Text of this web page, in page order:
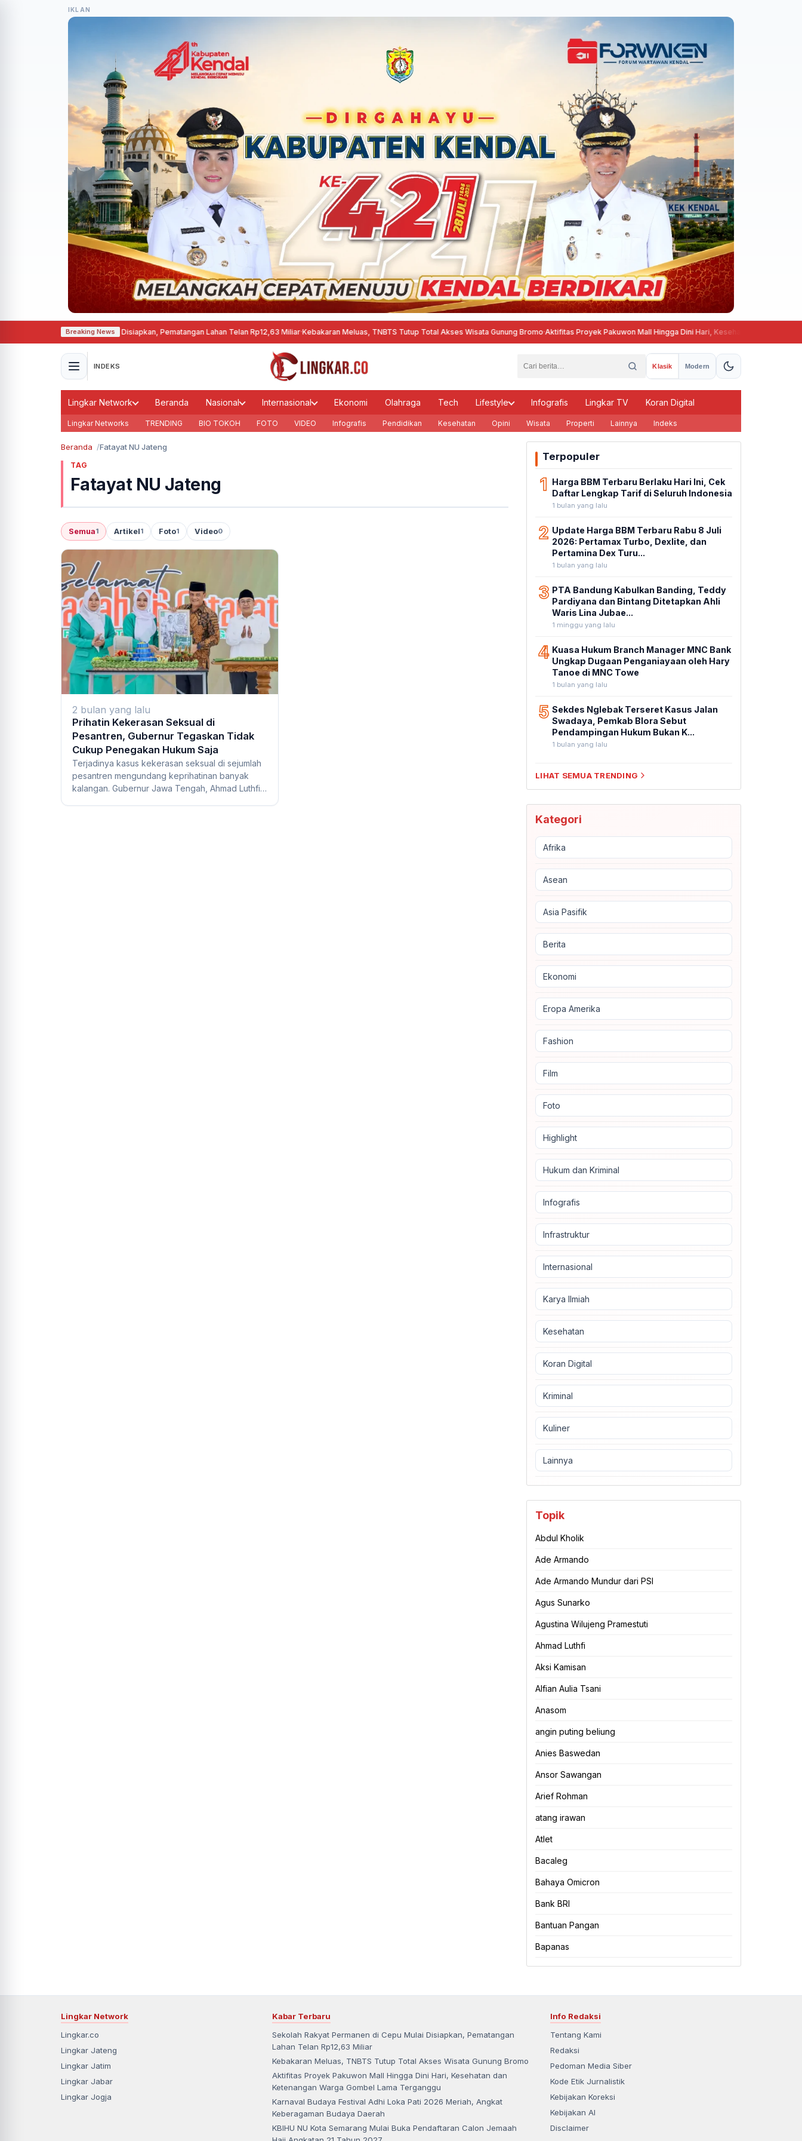
IKLAN
Breaking News
Permanen di Cepu Mulai Disiapkan, Pematangan Lahan Telan Rp12,63 Miliar·Kebakaran Meluas, TNBTS Tutup Total Akses Wisata Gunung Bromo· Aktifitas Proyek Pakuwon Mall Hingga Dini Hari, Kesehatan dan Ketenangan
INDEKS Klasik Modern
Lingkar Network Beranda Nasional Internasional Ekonomi Olahraga Tech Lifestyle Infografis Lingkar TV Koran Digital
Lingkar Networks TRENDING BIO TOKOH FOTO VIDEO Infografis Pendidikan Kesehatan Opini Wisata Properti Lainnya Indeks
Beranda Fatayat NU Jateng
TAG
Fatayat NU Jateng
Semua1 Artikel1 Foto1 Video0
2 bulan yang lalu
Prihatin Kekerasan Seksual di
Pesantren, Gubernur Tegaskan Tidak
Cukup Penegakan Hukum Saja
Terjadinya kasus kekerasan seksual di sejumlah
pesantren mengundang keprihatinan banyak
kalangan. Gubernur Jawa Tengah, Ahmad Luthfi,
Terpopuler
1 Harga BBM Terbaru Berlaku Hari Ini, Cek
Daftar Lengkap Tarif di Seluruh Indonesia
1 bulan yang lalu
2 Update Harga BBM Terbaru Rabu 8 Juli
2026: Pertamax Turbo, Dexlite, dan
Pertamina Dex Turu...
1 bulan yang lalu
3 PTA Bandung Kabulkan Banding, Teddy
Pardiyana dan Bintang Ditetapkan Ahli
Waris Lina Jubae...
1 minggu yang lalu
4 Kuasa Hukum Branch Manager MNC Bank
Ungkap Dugaan Penganiayaan oleh Hary
Tanoe di MNC Towe
1 bulan yang lalu
5 Sekdes Nglebak Terseret Kasus Jalan
Swadaya, Pemkab Blora Sebut
Pendampingan Hukum Bukan K...
1 bulan yang lalu
LIHAT SEMUA TRENDING
Kategori
Afrika
Asean
Asia Pasifik
Berita
Ekonomi
Eropa Amerika
Fashion
Film
Foto
Highlight
Hukum dan Kriminal
Infografis
Infrastruktur
Internasional
Karya Ilmiah
Kesehatan
Koran Digital
Kriminal
Kuliner
Lainnya
Topik
Abdul Kholik
Ade Armando
Ade Armando Mundur dari PSI
Agus Sunarko
Agustina Wilujeng Pramestuti
Ahmad Luthfi
Aksi Kamisan
Alfian Aulia Tsani
Anasom
angin puting beliung
Anies Baswedan
Ansor Sawangan
Arief Rohman
atang irawan
Atlet
Bacaleg
Bahaya Omicron
Bank BRI
Bantuan Pangan
Bapanas
Lingkar Network
Lingkar.co
Lingkar Jateng
Lingkar Jatim
Lingkar Jabar
Lingkar Jogja
Kabar Terbaru
Sekolah Rakyat Permanen di Cepu Mulai Disiapkan, Pematangan
Lahan Telan Rp12,63 Miliar
Kebakaran Meluas, TNBTS Tutup Total Akses Wisata Gunung Bromo
Aktifitas Proyek Pakuwon Mall Hingga Dini Hari, Kesehatan dan
Ketenangan Warga Gombel Lama Terganggu
Karnaval Budaya Festival Adhi Loka Pati 2026 Meriah, Angkat
Keberagaman Budaya Daerah
KBIHU NU Kota Semarang Mulai Buka Pendaftaran Calon Jemaah
Info Redaksi
Tentang Kami
Redaksi
Pedoman Media Siber
Kode Etik Jurnalistik
Kebijakan Koreksi
Kebijakan AI
Disclaimer